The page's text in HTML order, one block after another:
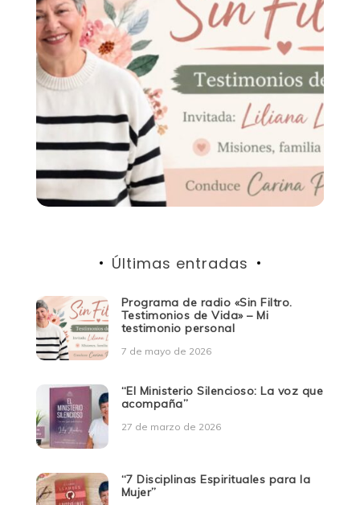
Últimas entradas
Programa de radio «Sin Filtro.
Testimonios de Vida» – Mi
testimonio personal
7 de mayo de 2026
“El Ministerio Silencioso: La voz que
acompaña”
27 de marzo de 2026
“7 Disciplinas Espirituales para la
Mujer”